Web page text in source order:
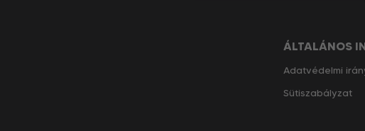
ÁLTALÁNOS
Adatvédelmi
Sütiszabályzat